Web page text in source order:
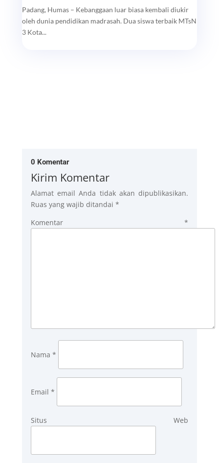
Padang, Humas – Kebanggaan luar biasa kembali diukir
oleh dunia pendidikan madrasah. Dua siswa terbaik MTsN
3 Kota...
0 Komentar
Kirim Komentar
Alamat email Anda tidak akan dipublikasikan.
Ruas yang wajib ditandai *
Komentar*
Nama *
Email *
Situs Web